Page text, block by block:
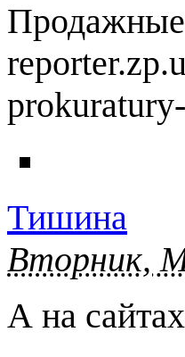
Продажные
Тишина
Вторник,
А на